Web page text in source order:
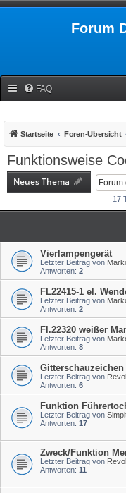
Forum
FAQ
Startseite Foren-Übersicht
Funktionsweise
Neues Thema
17
Vierlampengerät
Letzter Beitrag von
Antworten: 2
FL22415-1 el.
Letzter Beitrag von
Antworten: 2
Fl.22320 weißer
Letzter Beitrag von
Antworten: 8
Gitterschauzeichen
Letzter Beitrag von
Antworten: 6
Funktion
Letzter Beitrag von
Antworten: 17
Zweck/Funktion
Letzter Beitrag von
Antworten: 11